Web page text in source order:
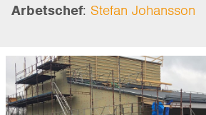
Arbetschef: Stefan Johansson